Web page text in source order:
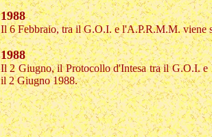
1988
Il 6 Febbraio, tra il G.O.I. e l'A.P.R.M.M. viene
1988
Il 2 Giugno, il Protocollo d'Intesa tra il G.O.I. e
il 2 Giugno 1988.